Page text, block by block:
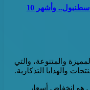
اماكن سياحية في اسطنبول.. وأشهر 10
والمتنوعة، والتي
والهدايا التذكارية.
هو انخفاض أسعار